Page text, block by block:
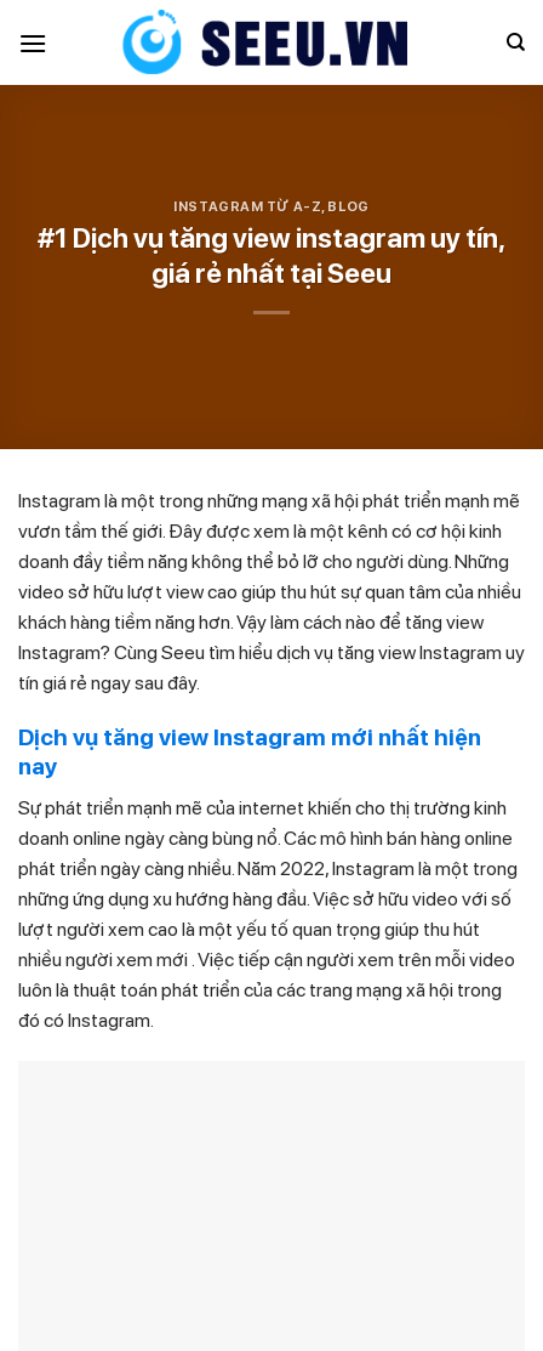
INSTAGRAM TỪ A-Z, BLOG
#1 Dịch vụ tăng view instagram uy tín,
giá rẻ nhất tại Seeu
Instagram là một trong những mạng xã hội phát triển mạnh mẽ
vươn tầm thế giới. Đây được xem là một kênh có cơ hội kinh
doanh đầy tiềm năng không thể bỏ lỡ cho người dùng. Những
video sở hữu lượt view cao giúp thu hút sự quan tâm của nhiều
khách hàng tiềm năng hơn. Vậy làm cách nào để tăng view
Instagram? Cùng Seeu tìm hiểu dịch vụ tăng view Instagram uy
tín giá rẻ ngay sau đây.
Dịch vụ tăng view Instagram mới nhất hiện
nay
Sự phát triển mạnh mẽ của internet khiến cho thị trường kinh
doanh online ngày càng bùng nổ. Các mô hình bán hàng online
phát triển ngày càng nhiều. Năm 2022, Instagram là một trong
những ứng dụng xu hướng hàng đầu. Việc sở hữu video với số
lượt người xem cao là một yếu tố quan trọng giúp thu hút
nhiều người xem mới . Việc tiếp cận người xem trên mỗi video
luôn là thuật toán phát triển của các trang mạng xã hội trong
đó có Instagram.